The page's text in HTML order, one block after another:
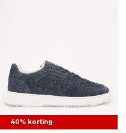
40% korting